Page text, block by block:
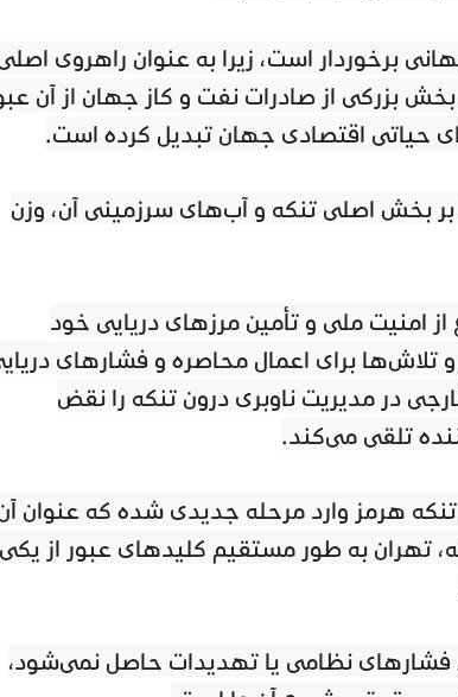
برخوردار است، زیرا به عنوان راهروی
بزرگی از صادرات نفت و گاز جهان از آن
حیاتی اقتصادی جهان تبدیل کرده است.
بخش اصلی تنگه و آب‌های سرزمینی آن، وزن
امنیت ملی و تأمین مرزهای دریایی خود
برای اعمال محاصره و فشارهای
در مدیریت ناوبری درون تنگه را نقض
تلقی می‌کند.
هرمز وارد مرحله جدیدی شده که عنوان
تهران به طور مستقیم کلیدهای عبور از یکی
فشارهای نظامی یا تهدیدات حاصل نمی‌شود،